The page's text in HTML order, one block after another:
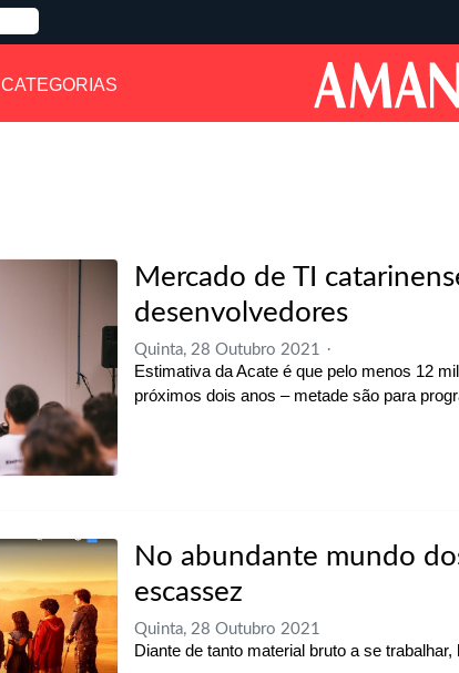
CATEGORIAS
Mercado de TI
desenvolvedores
Quinta, 28 Outubro 2021
Estimativa da Acate é que pelo menos 12
próximos dois anos – metade são para
No abundante mundo
escassez
Quinta, 28 Outubro 2021
Diante de tanto material bruto a se